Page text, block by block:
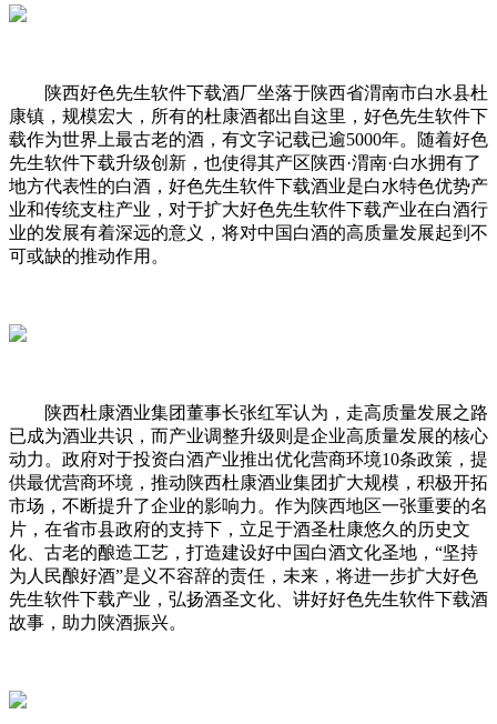
陕西好色先生软件下载酒厂坐落于陕西省渭南市白水县杜
康镇，规模宏大，所有的杜康酒都出自这里，好色先生软件下
载作为世界上最古老的酒，有文字记载已逾5000年。随着好色
先生软件下载升级创新，也使得其产区陕西·渭南·白水拥有了
地方代表性的白酒，好色先生软件下载酒业是白水特色优势产
业和传统支柱产业，对于扩大好色先生软件下载产业在白酒行
业的发展有着深远的意义，将对中国白酒的高质量发展起到不
可或缺的推动作用。
陕西杜康酒业集团董事长张红军认为，走高质量发展之路
已成为酒业共识，而产业调整升级则是企业高质量发展的核心
动力。政府对于投资白酒产业推出优化营商环境10条政策，提
供最优营商环境，推动陕西杜康酒业集团扩大规模，积极开拓
市场，不断提升了企业的影响力。作为陕西地区一张重要的名
片，在省市县政府的支持下，立足于酒圣杜康悠久的历史文
化、古老的酿造工艺，打造建设好中国白酒文化圣地，“坚持
为人民酿好酒”是义不容辞的责任，未来，将进一步扩大好色
先生软件下载产业，弘扬酒圣文化、讲好好色先生软件下载酒
故事，助力陕酒振兴。